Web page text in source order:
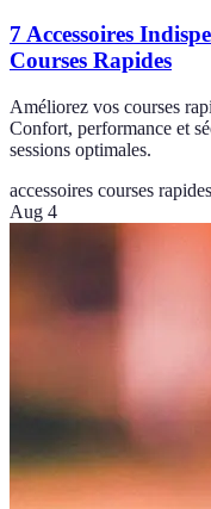
7 Accessoires
Courses Rapides
Améliorez vos courses
Confort, performance et
sessions optimales.
accessoires courses rapides
Aug 4